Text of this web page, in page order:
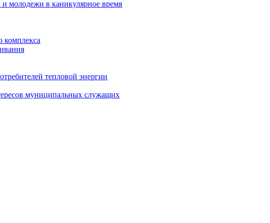
и молодежи в каникулярное время
комплекса
тепловой энергии
муниципальных служащих